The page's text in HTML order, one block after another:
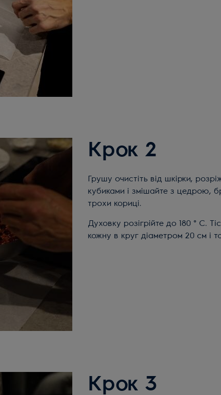
Крок 2
Грушу очистіть від шкірки, розріжте навпіл і видаліть насіння, наріжте
кубиками і змішайте з цедрою,
трохи кориці.
Духовку розігрійте до 180 ° С.
кожну в круг діаметром 20 см і
Крок 3